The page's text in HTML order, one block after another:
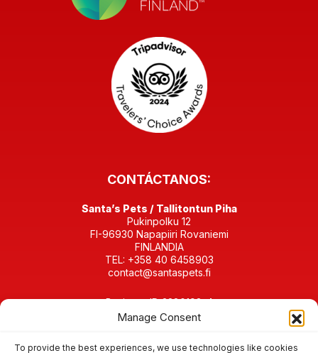
Manage Consent
To provide the best experiences, we use technologies like cookies
CONTÁCTANOS:
Santa’s Pets / Tallitontun Piha
Pukinpolku 12
FI-96930 Napapiiri Rovaniemi
FINLANDIA
TEL: +358 40 6458903
contact@santaspets.fi
Business ID 2280198-4